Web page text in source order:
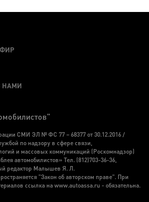
НАМИ
СМИ ЭЛ № ФС 77 – 68377 от 30.12.2016 /
по надзору в сфере связи,
и массовых коммуникаций (Роскомнадзор)
автомобилистов» Тел. (812)703-36-36,
редактор Малышев Я. Л.
"Закон об авторском праве". При
ссылка на www.autoassa.ru - обязательна.